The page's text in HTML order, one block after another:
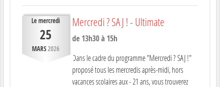
Lemercredi
25
MARS2026
Mercredi ? SAJ ! - Ultimate
de 13h30 à 15h
Dans le cadre du programme "Mercredi ? SAJ !"
proposé tous les mercredis après-midi, hors
vacances scolaires aux - 21 ans, vous trouverez